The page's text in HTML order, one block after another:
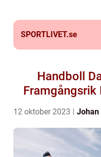
SPORTLIVET.se
Handboll
Framgångsrik
12 oktober 2023 Johan